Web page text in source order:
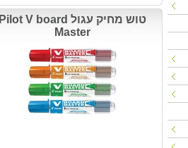
טוש מחיק עגול Pilot V board
Master